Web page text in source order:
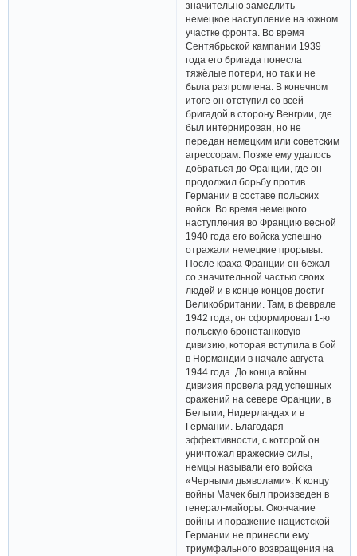
значительно замедлить
немецкое наступление на южном
участке фронта. Во время
Сентябрьской кампании 1939
года его бригада понесла
тяжёлые потери, но так и не
была разгромлена. В конечном
итоге он отступил со всей
бригадой в сторону Венгрии, где
был интернирован, но не
передан немецким или советским
агрессорам. Позже ему удалось
добраться до Франции, где он
продолжил борьбу против
Германии в составе польских
войск. Во время немецкого
наступления во Францию ​​весной
1940 года его войска успешно
отражали немецкие прорывы.
После краха Франции он бежал
со значительной частью своих
людей и в конце концов достиг
Великобритании. Там, в феврале
1942 года, он сформировал 1-ю
польскую бронетанковую
дивизию, которая вступила в бой
в Нормандии в начале августа
1944 года. До конца войны
дивизия провела ряд успешных
сражений на севере Франции, в
Бельгии, Нидерландах и в
Германии. Благодаря
эффективности, с которой он
уничтожал вражеские силы,
немцы называли его войска
«Черными дьяволами». К концу
войны Мачек был произведен в
генерал-майоры. Окончание
войны и поражение нацистской
Германии не принесли ему
триумфального возвращения на